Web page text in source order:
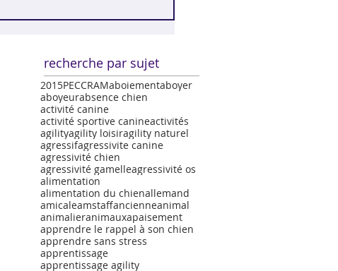
recherche par sujet
2015PECCRAMaboiementaboyer
aboyeurabsence chien
activité canine
activité sportive canineactivités
agilityagility loisiragility naturel
agressifagressivite canine
agressivité chien
agressivité gamelleagressivité os
alimentation
alimentation du chienallemand
amicaleamstaffancienneanimal
animalieranimauxapaisement
apprendre le rappel à son chien
apprendre sans stress
apprentissage
apprentissage agility